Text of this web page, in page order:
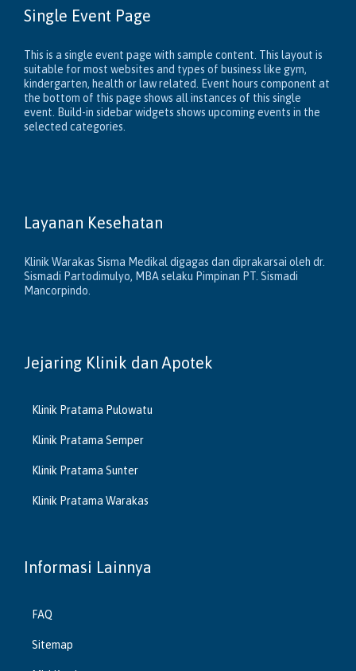
Single Event Page
This is a single event page with sample content. This layout is
suitable for most websites and types of business like gym,
kindergarten, health or law related. Event hours component at
the bottom of this page shows all instances of this single
event. Build-in sidebar widgets shows upcoming events in the
selected categories.
Layanan Kesehatan
Klinik Warakas Sisma Medikal digagas dan diprakarsai oleh dr.
Sismadi Partodimulyo, MBA selaku Pimpinan PT. Sismadi
Mancorpindo.
Jejaring Klinik dan Apotek
Klinik Pratama Pulowatu
Klinik Pratama Semper
Klinik Pratama Sunter
Klinik Pratama Warakas
Informasi Lainnya
FAQ
Sitemap